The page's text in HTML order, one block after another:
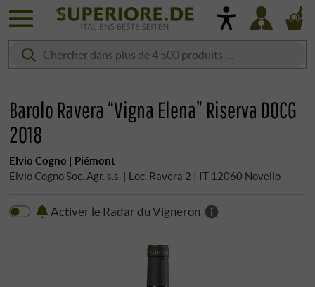
Barolo Ravera “Vigna Elena” Riserva DOCG
2018
Elvio Cogno | Piémont
Elvio Cogno Soc. Agr. s.s. | Loc. Ravera 2 | IT 12060 Novello
Activer le Radar du Vigneron